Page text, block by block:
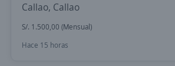
Callao, Callao
S/. 1.500,00 (Mensual)
Hace 15 horas